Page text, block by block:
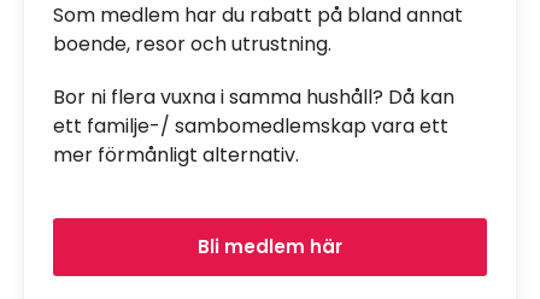
Som medlem har du rabatt på bland annat
boende, resor och utrustning.
Bor ni flera vuxna i samma hushåll? Då kan
ett familje-/ sambomedlemskap vara ett
mer förmånligt alternativ.
Bli medlem här